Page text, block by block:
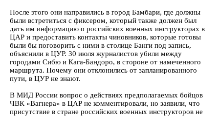
После этого они направились в город Бамбари, где должны
были встретиться с фиксером, который также должен был
дать им информацию о российских военных инструкторах в
ЦАР и предоставить контакты чиновников, которые готовы
были бы поговорить с ними в столице Банги под запись,
объяснили в ЦУР. 30 июля журналистов убили между
городами Сибю и Кага-Бандоро, в стороне от намеченного
маршрута. Почему они отклонились от запланированного
пути, в ЦУР не знают.
В МИД России вопрос о действиях предполагаемых бойцов
ЧВК «Вагнера» в ЦАР не комментировали, но заявили, что
присутствие в стране российских военных инструкторов не